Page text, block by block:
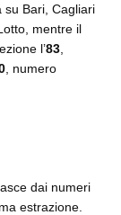
su Bari, Cagliari
mentre il
l’83
, numero
dai numeri
estrazione.